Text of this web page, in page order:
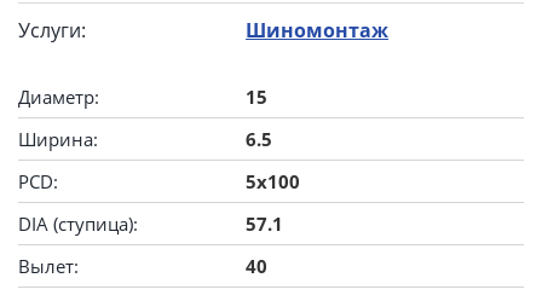
Услуги: Шиномонтаж
Диаметр:
15
Ширина:
6.5
PCD:
5x100
DIA (ступица):
57.1
Вылет:
40